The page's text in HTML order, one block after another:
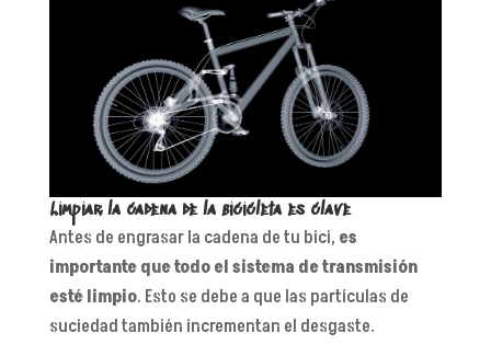
Limpiar la cadena de la bicicleta es clave
Antes de engrasar la cadena de tu bici, es
importante que todo el sistema de transmisión
esté limpio. Esto se debe a que las partículas de
suciedad también incrementan el desgaste.